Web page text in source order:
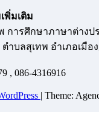
พิ่มเติม
การศึกษาภาษาต่างปร
ำบลสุเทพ อำเภอเมือ
, 086-4316916
| Theme: